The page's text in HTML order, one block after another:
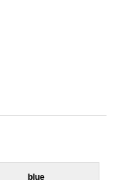
blue